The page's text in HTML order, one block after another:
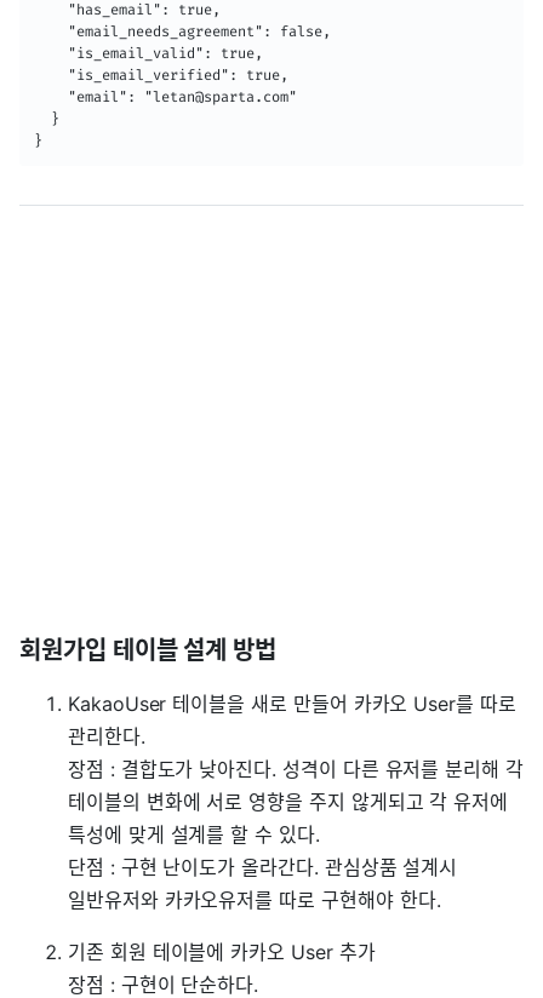
    "has_email": true,
    "email_needs_agreement": false,
    "is_email_valid": true,
    "is_email_verified": true,
    "email": "letan@sparta.com"
  }
}
회원가입 테이블 설계 방법
KakaoUser 테이블을 새로 만들어 카카오 User를 따로
관리한다.
장점 : 결합도가 낮아진다. 성격이 다른 유저를 분리해 각
테이블의 변화에 서로 영향을 주지 않게되고 각 유저에
특성에 맞게 설계를 할 수 있다.
단점 : 구현 난이도가 올라간다. 관심상품 설계시
일반유저와 카카오유저를 따로 구현해야 한다.
기존 회원 테이블에 카카오 User 추가
장점 : 구현이 단순하다.